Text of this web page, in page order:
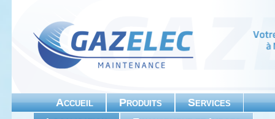
Accueil Produits
Services